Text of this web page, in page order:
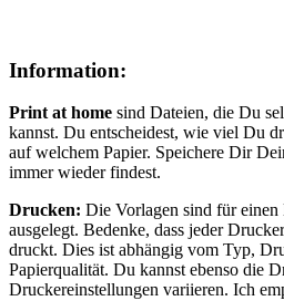
Information:
Print at home sind Dateien, die Du
kannst. Du entscheidest, wie viel Du
auf welchem Papier. Speichere Dir
immer wieder findest.
Drucken: Die Vorlagen sind für
ausgelegt. Bedenke, dass jeder
druckt. Dies ist abhängig vom Typ,
Papierqualität. Du kannst ebenso die
Druckereinstellungen variieren. Ich